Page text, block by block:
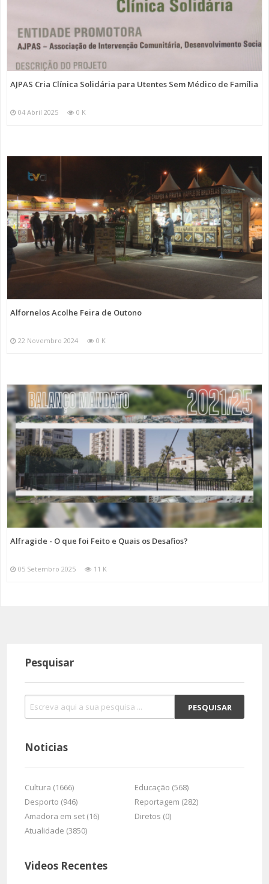
AJPAS Cria Clínica Solidária para Utentes Sem Médico de Família
04 Abril 2025 0 K
Alfornelos Acolhe Feira de Outono
22 Novembro 2024 0 K
Alfragide - O que foi Feito e Quais os Desafios?
05 Setembro 2025 11 K
Pesquisar
Noticias
Cultura (1666)
Educação (568)
Desporto (946)
Reportagem (282)
Amadora em set (16)
Diretos (0)
Atualidade (3850)
Videos Recentes